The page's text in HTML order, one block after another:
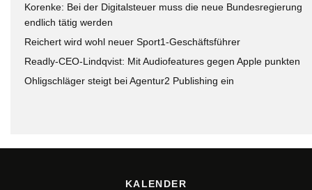
Korenke: Bei der Digitalsteuer muss die neue Bundesregierung
endlich tätig werden
Reichert wird wohl neuer Sport1-Geschäftsführer
Readly-CEO-Lindqvist: Mit Audiofeatures gegen Apple punkten
Ohligschläger steigt bei Agentur2 Publishing ein
KALENDER